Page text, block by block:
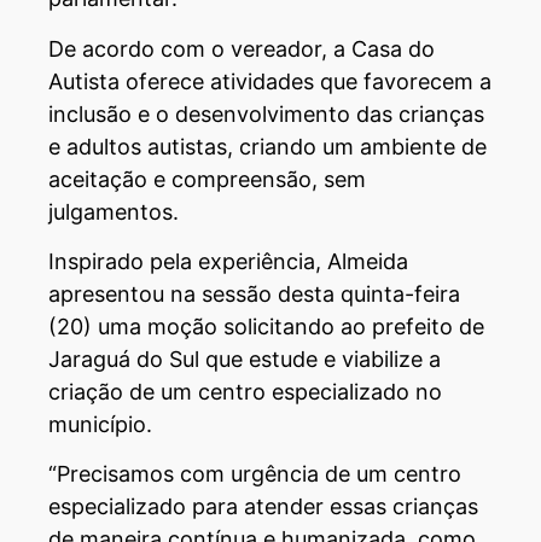
De acordo com o vereador, a Casa do
Autista oferece atividades que favorecem a
inclusão e o desenvolvimento das crianças
e adultos autistas, criando um ambiente de
aceitação e compreensão, sem
julgamentos.
Inspirado pela experiência, Almeida
apresentou na sessão desta quinta-feira
(20) uma moção solicitando ao prefeito de
Jaraguá do Sul que estude e viabilize a
criação de um centro especializado no
município.
“Precisamos com urgência de um centro
especializado para atender essas crianças